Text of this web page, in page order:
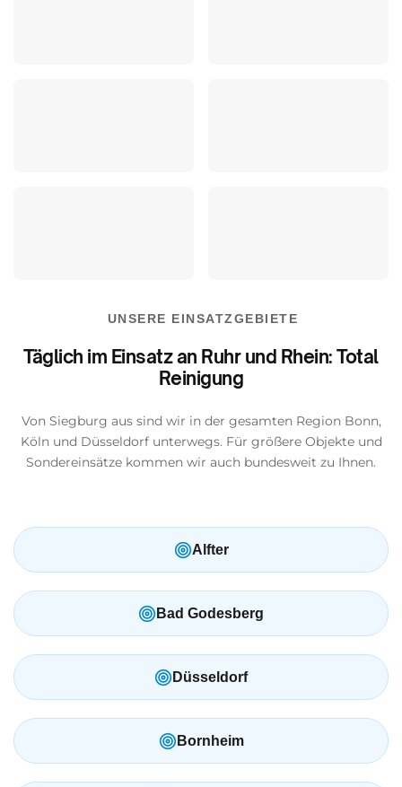
UNSERE EINSATZGEBIETE
Täglich im Einsatz an Ruhr und Rhein: Total
Reinigung
Von Siegburg aus sind wir in der gesamten Region Bonn,
Köln und Düsseldorf unterwegs. Für größere Objekte und
Sondereinsätze kommen wir auch bundesweit zu Ihnen.
Alfter
Bad Godesberg
Düsseldorf
Bornheim